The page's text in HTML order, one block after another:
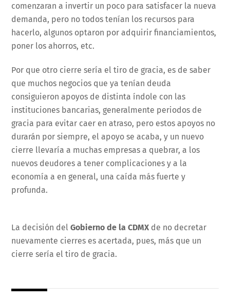
comenzaran a invertir un poco para satisfacer la nueva
demanda, pero no todos tenían los recursos para
hacerlo, algunos optaron por adquirir financiamientos,
poner los ahorros, etc.
Por que otro cierre sería el tiro de gracia, es de saber
que muchos negocios que ya tenían deuda
consiguieron apoyos de distinta índole con las
instituciones bancarias, generalmente periodos de
gracia para evitar caer en atraso, pero estos apoyos no
durarán por siempre, el apoyo se acaba, y un nuevo
cierre llevaría a muchas empresas a quebrar, a los
nuevos deudores a tener complicaciones y a la
economía a en general, una caída más fuerte y
profunda.
La decisión delGobierno de la CDMX de no decretar
nuevamente cierres es acertada, pues, más que un
cierre sería el tiro de gracia.